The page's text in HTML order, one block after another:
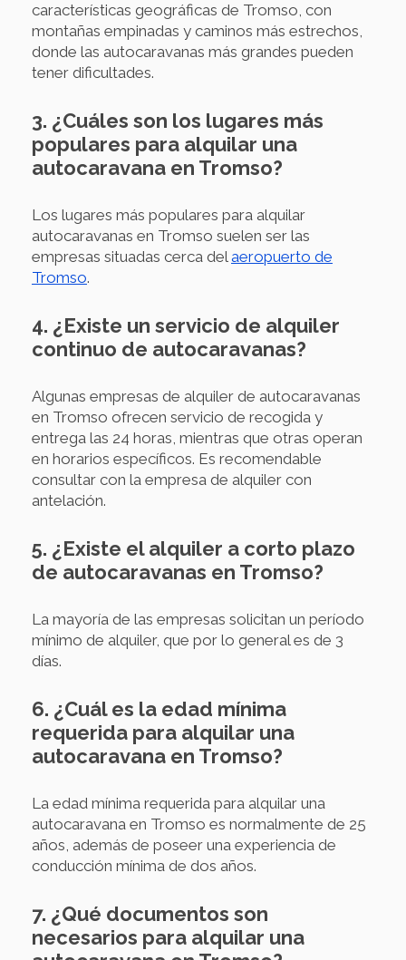
características geográficas de Tromso, con
montañas empinadas y caminos más estrechos,
donde las autocaravanas más grandes pueden
tener dificultades.
3. ¿Cuáles son los lugares más
populares para alquilar una
autocaravana en Tromso?
Los lugares más populares para alquilar
autocaravanas en Tromso suelen ser las
empresas situadas cerca delaeropuerto de
Tromso.
4. ¿Existe un servicio de alquiler
continuo de autocaravanas?
Algunas empresas de alquiler de autocaravanas
en Tromso ofrecen servicio de recogida y
entrega las 24 horas, mientras que otras operan
en horarios específicos. Es recomendable
consultar con la empresa de alquiler con
antelación.
5. ¿Existe el alquiler a corto plazo
de autocaravanas en Tromso?
La mayoría de las empresas solicitan un período
mínimo de alquiler, que por lo general es de 3
días.
6. ¿Cuál es la edad mínima
requerida para alquilar una
autocaravana en Tromso?
La edad mínima requerida para alquilar una
autocaravana en Tromso es normalmente de 25
años, además de poseer una experiencia de
conducción mínima de dos años.
7. ¿Qué documentos son
necesarios para alquilar una